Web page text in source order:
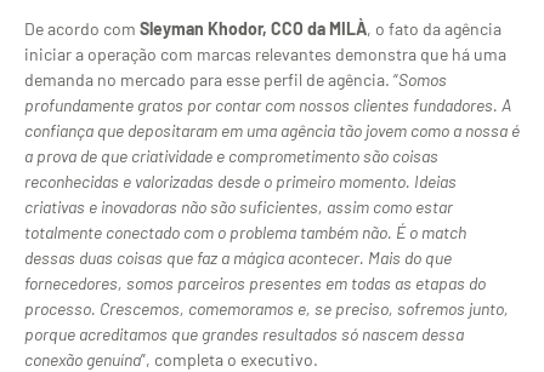
De acordo com Sleyman Khodor, CCO da MILÀ, o fato da agência
iniciar a operação com marcas relevantes demonstra que há uma
demanda no mercado para esse perfil de agência. “Somos
profundamente gratos por contar com nossos clientes fundadores. A
confiança que depositaram em uma agência tão jovem como a nossa é
a prova de que criatividade e comprometimento são coisas
reconhecidas e valorizadas desde o primeiro momento. Ideias
criativas e inovadoras não são suficientes, assim como estar
totalmente conectado com o problema também não. É o match
dessas duas coisas que faz a mágica acontecer. Mais do que
fornecedores, somos parceiros presentes em todas as etapas do
processo. Crescemos, comemoramos e, se preciso, sofremos junto,
porque acreditamos que grandes resultados só nascem dessa
conexão genuína”, completa o executivo.